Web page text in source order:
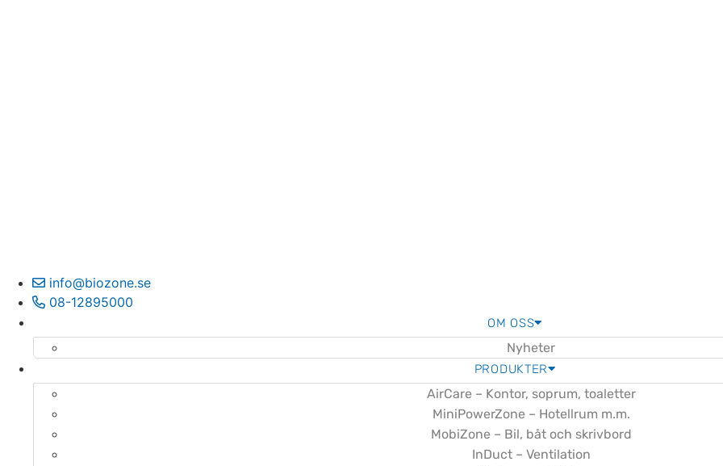
info@biozone.se
08-12895000
OM OSS
Nyheter
PRODUKTER
AirCare – Kontor, soprum, toaletter
MiniPowerZone – Hotellrum m.m.
MobiZone – Bil, båt och skrivbord
InDuct – Ventilation